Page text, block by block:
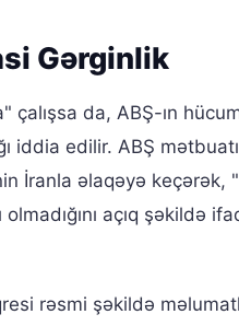
Gərginlik
çalışsa da, ABŞ-ın
iddia edilir. ABŞ
İranla əlaqəyə keçərək,
açıq şəkildə
rəsmi şəkildə